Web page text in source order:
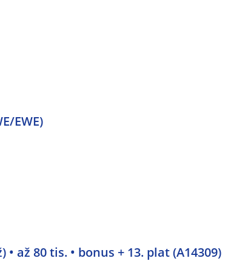
EWE)
až 80 tis. • bonus + 13. plat (A14309)